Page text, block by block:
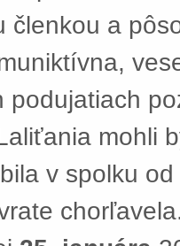
členkou a
podujatiach
mohli
v spolku